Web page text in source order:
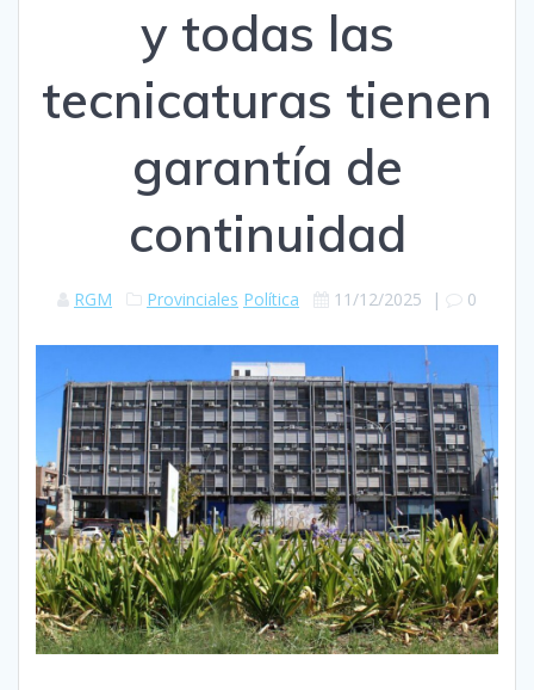
y todas las
tecnicaturas tienen
garantía de
continuidad
RGM Provinciales Política 11/12/2025 | 0